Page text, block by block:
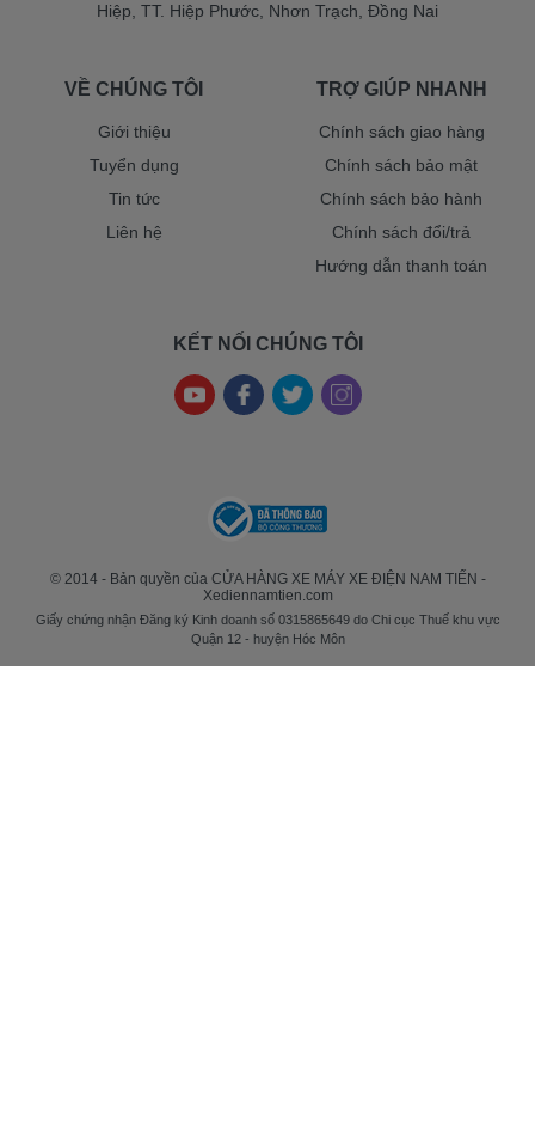
Hiệp, TT. Hiệp Phước, Nhơn Trạch, Đồng Nai
VỀ CHÚNG TÔI
Giới thiệu
Tuyển dụng
Tin tức
Liên hệ
TRỢ GIÚP NHANH
Chính sách giao hàng
Chính sách bảo mật
Chính sách bảo hành
Chính sách đổi/trả
Hướng dẫn thanh toán
KẾT NỐI CHÚNG TÔI
© 2014 - Bản quyền của CỬA HÀNG XE MÁY XE ĐIỆN NAM TIẾN -
Xediennamtien.com
Giấy chứng nhận Đăng ký Kinh doanh số 0315865649 do Chi cục Thuế khu vực
Quận 12 - huyện Hóc Môn